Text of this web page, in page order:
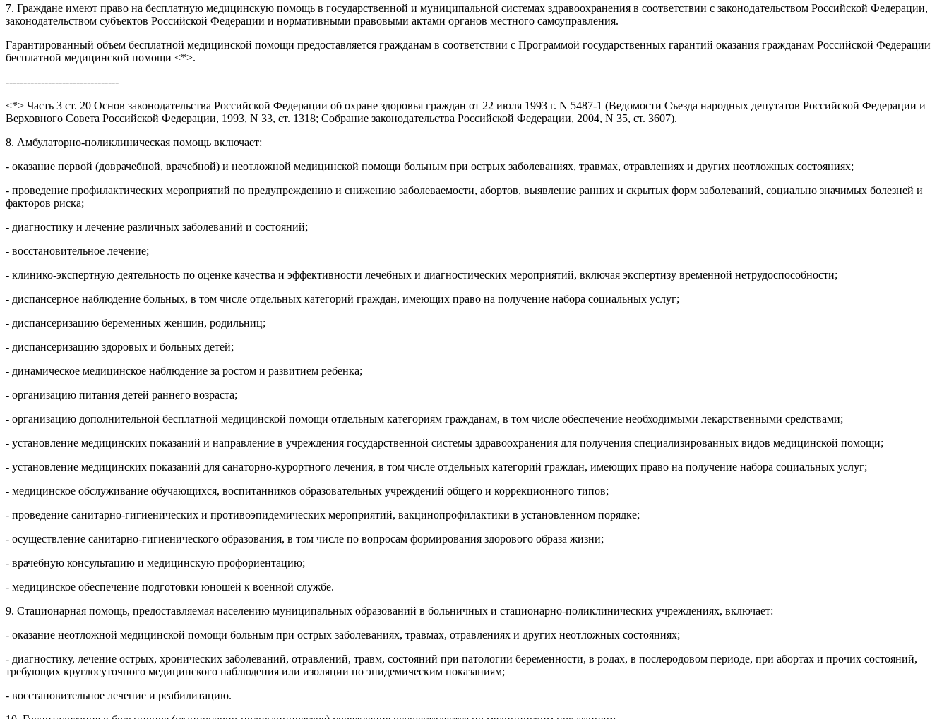
7. Граждане имеют право на бесплатную медицинскую помощь в государственной и муниципальной системах здравоохранения в соответствии с законодательством Российской Федерации,
законодательством субъектов Российской Федерации и нормативными правовыми актами органов местного самоуправления.
Гарантированный объем бесплатной медицинской помощи предоставляется гражданам в соответствии с Программой государственных гарантий оказания гражданам Российской Федерации
бесплатной медицинской помощи <*>.
--------------------------------
<*> Часть 3 ст. 20 Основ законодательства Российской Федерации об охране здоровья граждан от 22 июля 1993 г. N 5487-1 (Ведомости Съезда народных депутатов Российской Федерации и
Верховного Совета Российской Федерации, 1993, N 33, ст. 1318; Собрание законодательства Российской Федерации, 2004, N 35, ст. 3607).
8. Амбулаторно-поликлиническая помощь включает:
- оказание первой (доврачебной, врачебной) и неотложной медицинской помощи больным при острых заболеваниях, травмах, отравлениях и других неотложных состояниях;
- проведение профилактических мероприятий по предупреждению и снижению заболеваемости, абортов, выявление ранних и скрытых форм заболеваний, социально значимых болезней и
факторов риска;
- диагностику и лечение различных заболеваний и состояний;
- восстановительное лечение;
- клинико-экспертную деятельность по оценке качества и эффективности лечебных и диагностических мероприятий, включая экспертизу временной нетрудоспособности;
- диспансерное наблюдение больных, в том числе отдельных категорий граждан, имеющих право на получение набора социальных услуг;
- диспансеризацию беременных женщин, родильниц;
- диспансеризацию здоровых и больных детей;
- динамическое медицинское наблюдение за ростом и развитием ребенка;
- организацию питания детей раннего возраста;
- организацию дополнительной бесплатной медицинской помощи отдельным категориям гражданам, в том числе обеспечение необходимыми лекарственными средствами;
- установление медицинских показаний и направление в учреждения государственной системы здравоохранения для получения специализированных видов медицинской помощи;
- установление медицинских показаний для санаторно-курортного лечения, в том числе отдельных категорий граждан, имеющих право на получение набора социальных услуг;
- медицинское обслуживание обучающихся, воспитанников образовательных учреждений общего и коррекционного типов;
- проведение санитарно-гигиенических и противоэпидемических мероприятий, вакцинопрофилактики в установленном порядке;
- осуществление санитарно-гигиенического образования, в том числе по вопросам формирования здорового образа жизни;
- врачебную консультацию и медицинскую профориентацию;
- медицинское обеспечение подготовки юношей к военной службе.
9. Стационарная помощь, предоставляемая населению муниципальных образований в больничных и стационарно-поликлинических учреждениях, включает:
- оказание неотложной медицинской помощи больным при острых заболеваниях, травмах, отравлениях и других неотложных состояниях;
- диагностику, лечение острых, хронических заболеваний, отравлений, травм, состояний при патологии беременности, в родах, в послеродовом периоде, при абортах и прочих состояний,
требующих круглосуточного медицинского наблюдения или изоляции по эпидемическим показаниям;
- восстановительное лечение и реабилитацию.